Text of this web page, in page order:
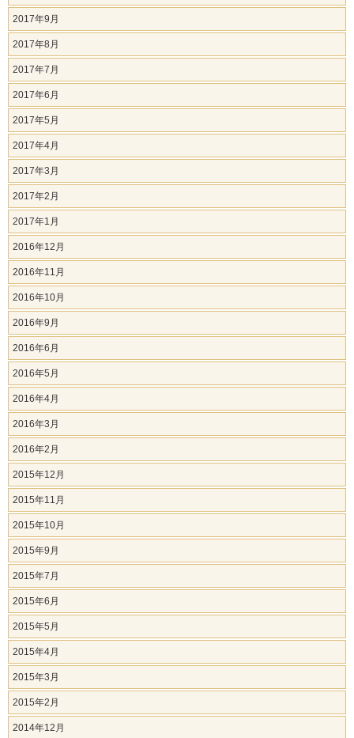
2017年9月
2017年8月
2017年7月
2017年6月
2017年5月
2017年4月
2017年3月
2017年2月
2017年1月
2016年12月
2016年11月
2016年10月
2016年9月
2016年6月
2016年5月
2016年4月
2016年3月
2016年2月
2015年12月
2015年11月
2015年10月
2015年9月
2015年7月
2015年6月
2015年5月
2015年4月
2015年3月
2015年2月
2014年12月